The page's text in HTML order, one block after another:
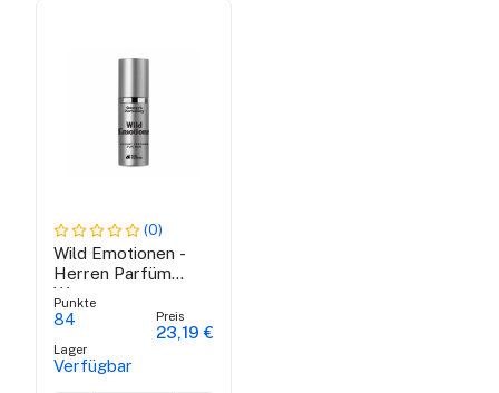
(0)
Wild Emotionen -
Herren Parfüm
Wasser
Punkte
84
Lager
Verfügbar
Preis
23,19 €